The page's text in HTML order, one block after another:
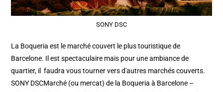
SONY DSC
La Boqueria est le marché couvert le plus touristique de
Barcelone. Il est spectaculaire mais pour une ambiance de
quartier, il faudra vous tourner vers d'autres marchés couverts.
SONY DSCMarché (ou mercat) de la Boqueria à Barcelone –